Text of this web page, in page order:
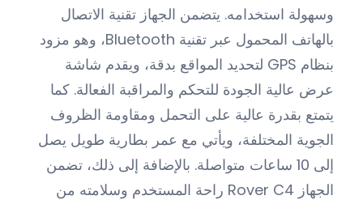
وسهولة استخدامه. يتضمن الجهاز تقنية الاتصال
بالهاتف المحمول عبر تقنية Bluetooth، وهو مزود
بنظام GPS لتحديد المواقع بدقة، ويقدم شاشة
عرض عالية الجودة للتحكم والمراقبة الفعالة. كما
يتمتع بقدرة عالية على التحمل ومقاومة الظروف
الجوية المختلفة، ويأتي مع عمر بطارية طويل يصل
إلى 10 ساعات متواصلة. بالإضافة إلى ذلك، تضمن
الجهاز Rover C4 راحة المستخدم وسلامته من